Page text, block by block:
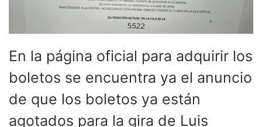
En la página oficial para adquirir los
boletos se encuentra ya el anuncio
de que los boletos ya están
agotados para la gira de Luis